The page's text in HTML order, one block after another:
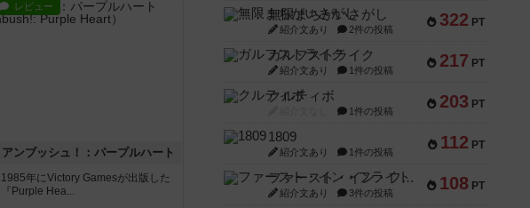
レビュー
アンブッシュ！：パープルハート
1985年にVictory Gamesが出版した
『Purple Hea...
322 PT
無限まちがいさがし
紹介文あり 2件の投稿
217 PT
ガルフストライク
紹介文あり 1件の投稿
203 PT
クルティボ
1件の投稿
112 PT
1809
紹介文あり 1件の投稿
108 PT
ファースト・イン・フライト
紹介文あり 3件の投稿